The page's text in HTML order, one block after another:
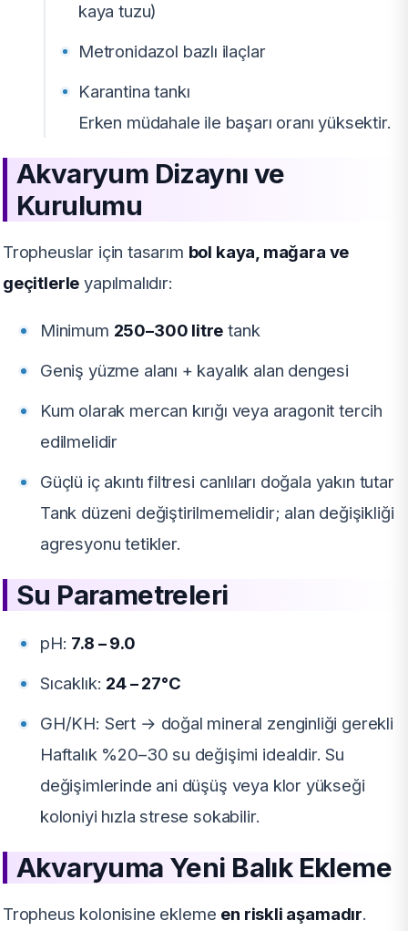
kaya tuzu)
Metronidazol bazlı ilaçlar
Karantina tankı
Erken müdahale ile başarı oranı yüksektir.
Akvaryum Dizaynı ve
Kurulumu
Tropheuslar için tasarım bol kaya, mağara ve
geçitlerle yapılmalıdır:
Minimum 250–300 litre tank
Geniş yüzme alanı + kayalık alan dengesi
Kum olarak mercan kırığı veya aragonit tercih
edilmelidir
Güçlü iç akıntı filtresi canlıları doğala yakın tutar
Tank düzeni değiştirilmemelidir; alan değişikliği
agresyonu tetikler.
Su Parametreleri
pH: 7.8 – 9.0
Sıcaklık: 24 – 27°C
GH/KH: Sert → doğal mineral zenginliği gerekli
Haftalık %20–30 su değişimi idealdir. Su
değişimlerinde ani düşüş veya klor yükseği
koloniyi hızla strese sokabilir.
Akvaryuma Yeni Balık Ekleme
Tropheus kolonisine ekleme en riskli aşamadır.